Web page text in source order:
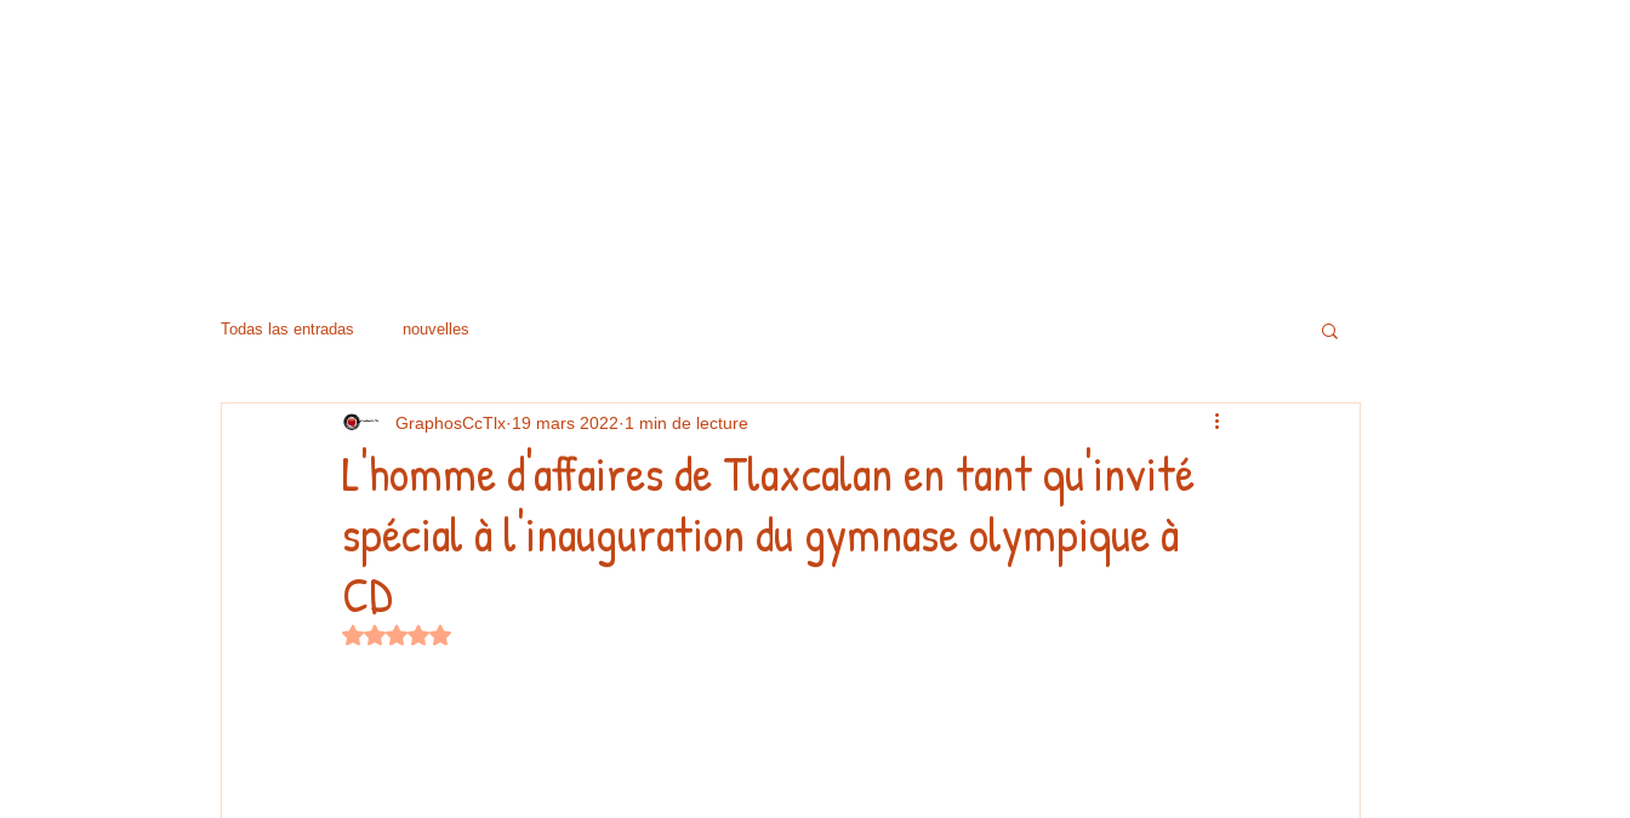
Todas las entradas nouvelles
L'homme d'affaires de Tlaxcalan en tant qu'invité
spécial à l'inauguration du gymnase olympique à
CD
GraphosCcTlx 19 mars 2022 1 min de lecture
Noté NaN étoiles sur 5.